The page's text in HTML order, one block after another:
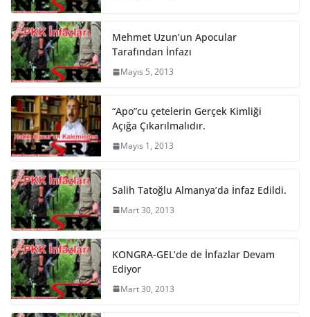
Mehmet Uzun’un Apocular
Tarafından İnfazı
Mayıs 5, 2013
“Apo”cu çetelerin Gerçek Kimliği
Açığa Çıkarılmalıdır.
Mayıs 1, 2013
Salih Tatoğlu Almanya’da İnfaz Edildi.
Mart 30, 2013
KONGRA-GEL’de de İnfazlar Devam
Ediyor
Mart 30, 2013